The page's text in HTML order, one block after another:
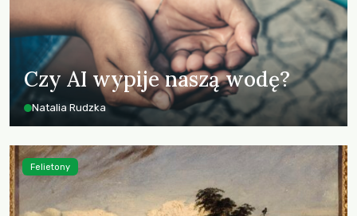
Czy AI wypije naszą wodę?
Natalia Rudzka
Felietony